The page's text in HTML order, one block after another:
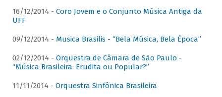
16/12/2014 - Coro Jovem e o Conjunto Música Antiga da
UFF
09/12/2014 - Musica Brasilis - “Bela Música, Bela Época”
02/12/2014 - Orquestra de Câmara de São Paulo -
“Música Brasileira: Erudita ou Popular?”
11/11/2014 - Orquestra Sinfônica Brasileira